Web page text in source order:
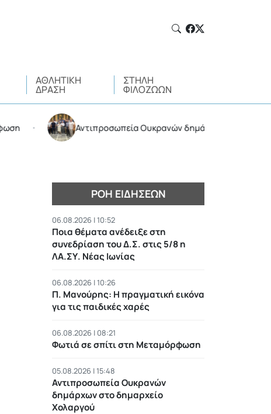
ΑΘΛΗΤΙΚΉ
ΔΡΆΣΗ
ΣΤΉΛΗ
ΦΙΛΌΖΩΩΝ
• Αντιπροσωπεία Ουκρανών δημάρχων στο δημαρχείο
ΡΟΉ ΕΙΔΉΣΕΩΝ
06.08.2026 | 10:52
Ποια θέματα ανέδειξε στη
συνεδρίαση του Δ.Σ. στις 5/8 η
ΛΑ.ΣΥ. Νέας Ιωνίας
06.08.2026 | 10:26
Π. Μανούρης: H πραγματική εικόνα
για τις παιδικές χαρές
06.08.2026 | 08:21
Φωτιά σε σπίτι στη Μεταμόρφωση
05.08.2026 | 15:48
Αντιπροσωπεία Ουκρανών
δημάρχων στο δημαρχείο
Χολαργού